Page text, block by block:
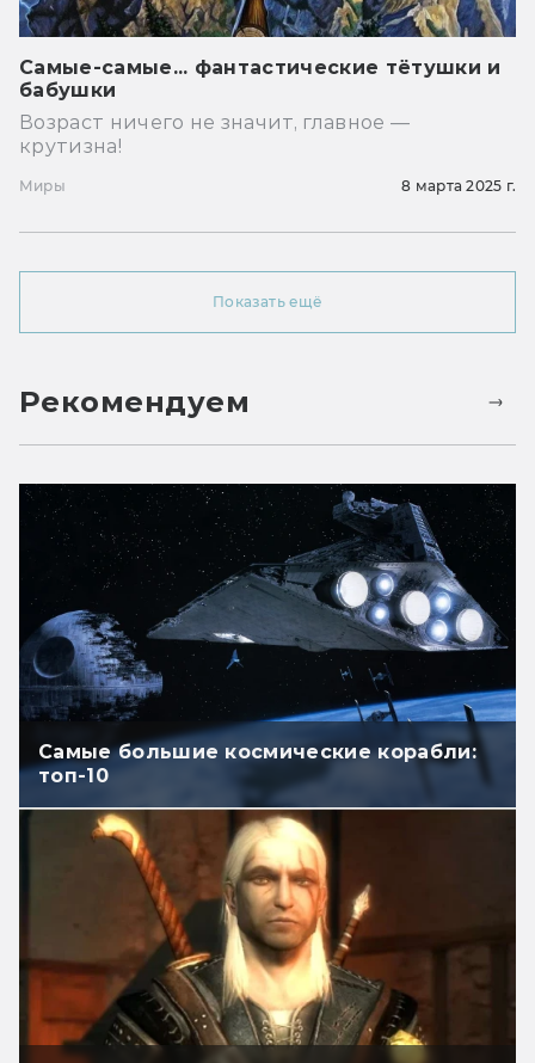
Самые-самые... фантастические тётушки и
бабушки
Возраст ничего не значит, главное —
крутизна!
Миры 8 марта 2025 г.
Показать ещё
Рекомендуем
Самые большие космические корабли:
топ-10